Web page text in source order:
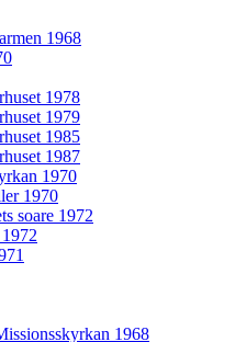
1968
1978
1979
1985
1987
1970
1970
soare 1972
1968